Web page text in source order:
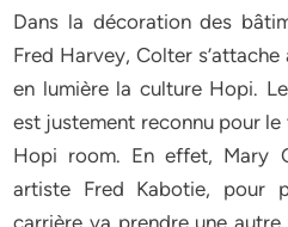
Dans la décoration des
Fred Harvey, Colter
en lumière la culture Hopi.
est justement reconnu pour
Hopi room. En effet, Mary
artiste Fred Kabotie, pour
carrière va prendre une